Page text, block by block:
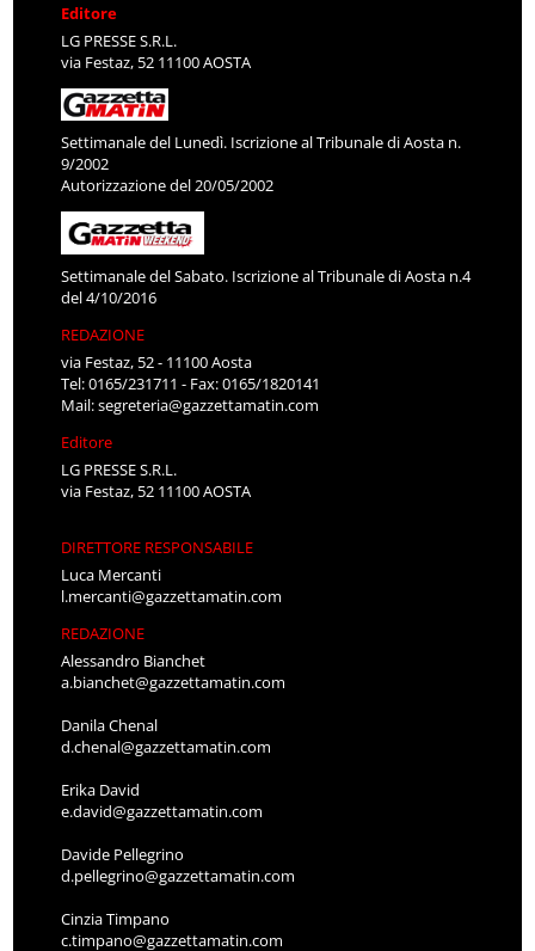
Editore
LG PRESSE S.R.L.
via Festaz, 52 11100 AOSTA
Settimanale del Lunedì. Iscrizione al Tribunale di Aosta n.
9/2002
Autorizzazione del 20/05/2002
Settimanale del Sabato. Iscrizione al Tribunale di Aosta n.4
del 4/10/2016
REDAZIONE
via Festaz, 52 - 11100 Aosta
Tel: 0165/231711 - Fax: 0165/1820141
Mail:segreteria@gazzettamatin.com
Editore
LG PRESSE S.R.L.
via Festaz, 52 11100 AOSTA
DIRETTORE RESPONSABILE
Luca Mercanti
l.mercanti@gazzettamatin.com
REDAZIONE
Alessandro Bianchet
a.bianchet@gazzettamatin.com
Danila Chenal
d.chenal@gazzettamatin.com
Erika David
e.david@gazzettamatin.com
Davide Pellegrino
d.pellegrino@gazzettamatin.com
Cinzia Timpano
c.timpano@gazzettamatin.com